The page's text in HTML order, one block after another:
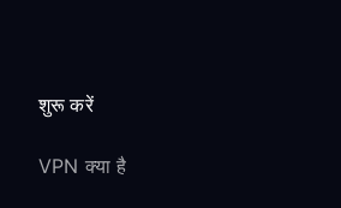
शुरू करें
VPN क्या है